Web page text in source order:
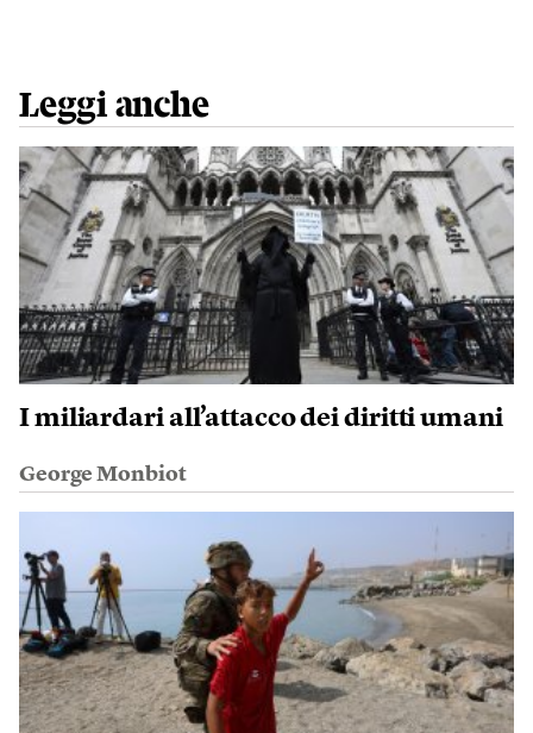
Leggi anche
I miliardari all’attacco dei diritti umani
George Monbiot